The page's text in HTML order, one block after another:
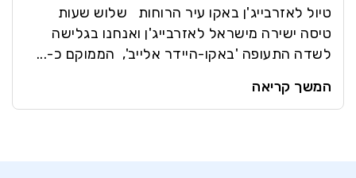
טיול לאזרבייג'ן באקו עיר הרוחות שלוש שעות
טיסה ישירה מישראל לאזרבייג'ן ואנחנו בגלישה
לשדה התעופה 'באקו-היידר אלייב', הממוקם כ-...
המשך קריאה